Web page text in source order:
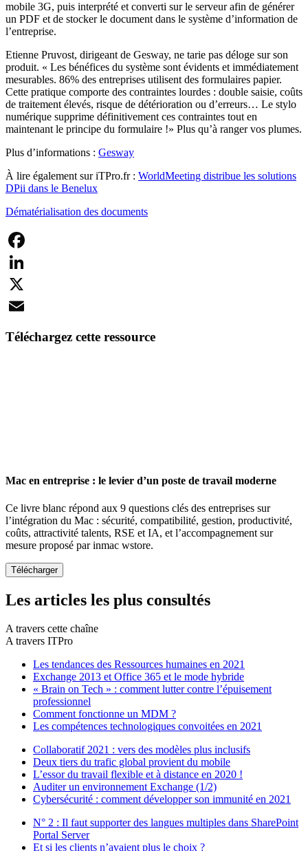
mobile 3G, puis interprété et converti sur le serveur afin de générer
un PDF et de stocker le document dans le système d’information de
l’entreprise.
Etienne Pruvost, dirigeant de Gesway, ne tarie pas déloge sur son
produit. « Les bénéfices du système sont évidents et immédiatement
mesurables. 86% des entreprises utilisent des formulaires papier.
Cette pratique comporte des contraintes lourdes : double saisie, coûts
de traitement élevés, risque de détérioration ou d’erreurs… Le stylo
numérique supprime définitivement ces contraintes tout en
maintenant le principe du formulaire !» Plus qu’à ranger vos plumes.
Plus d’informations : Gesway
À lire également sur iTPro.fr : WorldMeeting distribue les solutions
DPii dans le Benelux
Dématérialisation des documents
Facebook
LinkedIn
X
Téléchargez cette ressource
Mac en entreprise : le levier d’un poste de travail moderne
Ce livre blanc répond aux 9 questions clés des entreprises sur
l’intégration du Mac : sécurité, compatibilité, gestion, productivité,
coûts, attractivité talents, RSE et IA, et l’accompagnement sur
mesure proposé par inmac wstore.
Les articles les plus consultés
A travers cette chaîne
A travers ITPro
Les tendances des Ressources humaines en 2021
Exchange 2013 et Office 365 et le mode hybride
« Brain on Tech » : comment lutter contre l’épuisement
professionnel
Comment fonctionne un MDM ?
Les compétences technologiques convoitées en 2021
Collaboratif 2021 : vers des modèles plus inclusifs
Deux tiers du trafic global provient du mobile
L’essor du travail flexible et à distance en 2020 !
Auditer un environnement Exchange (1/2)
Cybersécurité : comment développer son immunité en 2021
N° 2 : Il faut supporter des langues multiples dans SharePoint
Portal Server
Et si les clients n’avaient plus le choix ?